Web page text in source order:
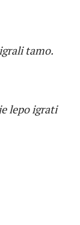
tamo.
lepo igrati